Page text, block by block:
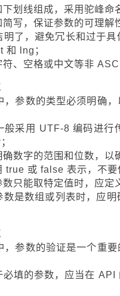
划线组成，采用驼峰
写，保证参数的可理解
明了，避免冗长和过于
和 lng；
、空格或中文等非
，参数的类型必须明确
般采用 UTF-8 编码进行
数字的范围和位数，以
true 或 false 表示，不要
只能取特定值时，应定
数是数组或列表时，应
参数的验证是一个重
填的参数，应当在